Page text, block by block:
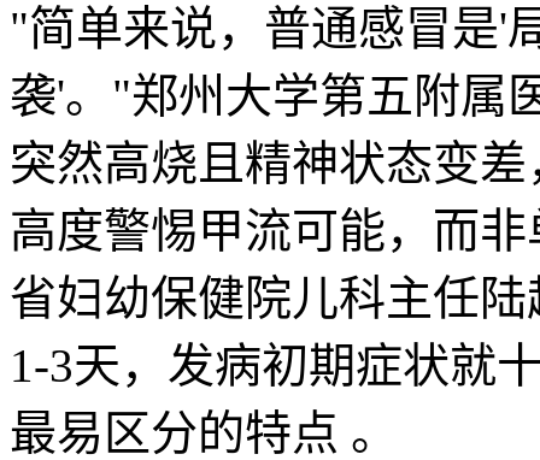
"简单来说，普通感冒是'
袭'。"郑州大学第五附属
突然高烧且精神状态变
高度警惕甲流可能，而
省妇幼保健院儿科主任
1-3天，发病初期症状就
最易区分的特点 。